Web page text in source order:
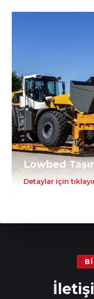
Lowbed
Detaylar için